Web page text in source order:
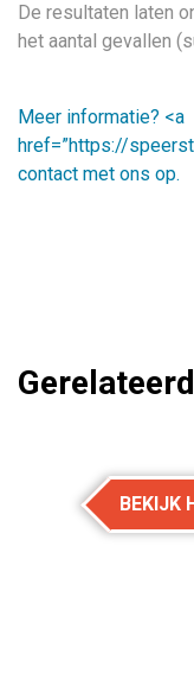
De resultaten laten
het aantal gevallen
Meer informatie? <a
href=”https://
contact met ons op.
BEKIJK